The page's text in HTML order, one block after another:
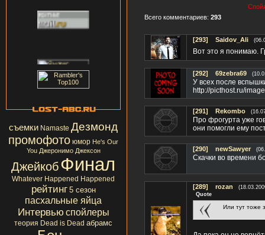
съемки Namaste Дезмонд
промофото юмор He's Our
You Джеронимо Джексон
ДжейкобФинал
Whatever Happened Happened
рейтинг 5 сезон
пасхальные яйца
Интервью спойлеры
теория Dead is Dead абрамс
Всего комментариев: 293
[293] Saidov_Ali
Вот это я понимаю.
[292] 69zebra69
У всех после
http://picthost.ru/
[291] Rekombo
Про фрогурта уже
они помогли ему
[290] newSawyer
Скачки во времени
[289] rozan
Quote
Или тут тоже